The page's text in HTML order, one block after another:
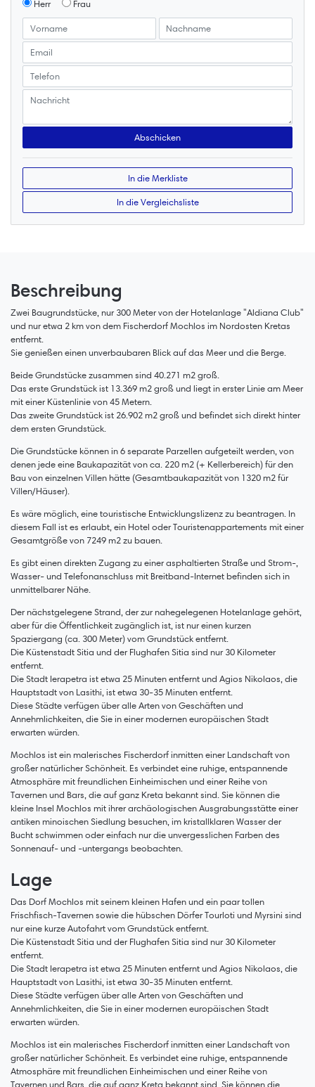
Herr Frau
In die Merkliste
In die Vergleichsliste
Beschreibung
Zwei Baugrundstücke, nur 300 Meter von der Hotelanlage "Aldiana Club"
und nur etwa 2 km von dem Fischerdorf Mochlos im Nordosten Kretas
entfernt.
Sie genießen einen unverbaubaren Blick auf das Meer und die Berge.
Beide Grundstücke zusammen sind 40.271 m2 groß.
Das erste Grundstück ist 13.369 m2 groß und liegt in erster Linie am Meer
mit einer Küstenlinie von 45 Metern.
Das zweite Grundstück ist 26.902 m2 groß und befindet sich direkt hinter
dem ersten Grundstück.
Die Grundstücke können in 6 separate Parzellen aufgeteilt werden, von
denen jede eine Baukapazität von ca. 220 m2 (+ Kellerbereich) für den
Bau von einzelnen Villen hätte (Gesamtbaukapazität von 1320 m2 für
Villen/Häuser).
Es wäre möglich, eine touristische Entwicklungslizenz zu beantragen. In
diesem Fall ist es erlaubt, ein Hotel oder Touristenappartements mit einer
Gesamtgröße von 7249 m2 zu bauen.
Es gibt einen direkten Zugang zu einer asphaltierten Straße und Strom-,
Wasser- und Telefonanschluss mit Breitband-Internet befinden sich in
unmittelbarer Nähe.
Der nächstgelegene Strand, der zur nahegelegenen Hotelanlage gehört,
aber für die Öffentlichkeit zugänglich ist, ist nur einen kurzen
Spaziergang (ca. 300 Meter) vom Grundstück entfernt.
Die Küstenstadt Sitia und der Flughafen Sitia sind nur 30 Kilometer
entfernt.
Die Stadt Ierapetra ist etwa 25 Minuten entfernt und Agios Nikolaos, die
Hauptstadt von Lasithi, ist etwa 30-35 Minuten entfernt.
Diese Städte verfügen über alle Arten von Geschäften und
Annehmlichkeiten, die Sie in einer modernen europäischen Stadt
erwarten würden.
Mochlos ist ein malerisches Fischerdorf inmitten einer Landschaft von
großer natürlicher Schönheit. Es verbindet eine ruhige, entspannende
Atmosphäre mit freundlichen Einheimischen und einer Reihe von
Tavernen und Bars, die auf ganz Kreta bekannt sind. Sie können die
kleine Insel Mochlos mit ihrer archäologischen Ausgrabungsstätte einer
antiken minoischen Siedlung besuchen, im kristallklaren Wasser der
Bucht schwimmen oder einfach nur die unvergesslichen Farben des
Sonnenauf- und -untergangs beobachten.
Lage
Das Dorf Mochlos mit seinem kleinen Hafen und ein paar tollen
Frischfisch-Tavernen sowie die hübschen Dörfer Tourloti und Myrsini sind
nur eine kurze Autofahrt vom Grundstück entfernt.
Die Küstenstadt Sitia und der Flughafen Sitia sind nur 30 Kilometer
entfernt.
Die Stadt Ierapetra ist etwa 25 Minuten entfernt und Agios Nikolaos, die
Hauptstadt von Lasithi, ist etwa 30-35 Minuten entfernt.
Diese Städte verfügen über alle Arten von Geschäften und
Annehmlichkeiten, die Sie in einer modernen europäischen Stadt
erwarten würden.
Mochlos ist ein malerisches Fischerdorf inmitten einer Landschaft von
großer natürlicher Schönheit. Es verbindet eine ruhige, entspannende
Atmosphäre mit freundlichen Einheimischen und einer Reihe von